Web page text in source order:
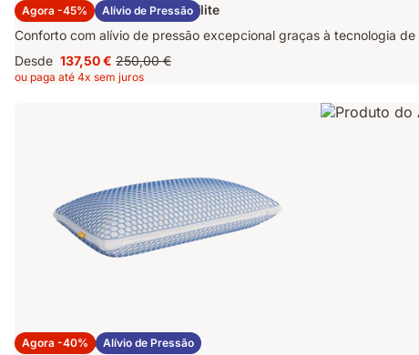
Agora -45% Alívio de Pressão
2 Almofadas Emma Original Elite
Conforto com alívio de pressão excepcional graças à tecnologia de
Desde
Preço
137,50 €
137,50 € Preço
original
250,00 €
ou paga até 4x sem juros
Agora -40% Alívio de Pressão
Almofada Emma Original Elite